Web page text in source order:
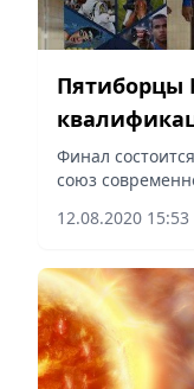
Пятиборцы
турнира
Финал
союз
соревнований
12.08.2020 15:53